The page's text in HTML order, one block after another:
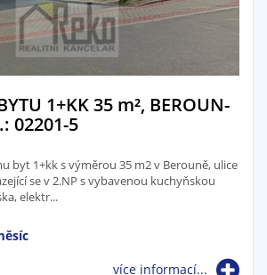
1+KK 35 m², BEROUN-
02201-5
byt 1+kk s výměrou 35 m2 v Berouně, ulice
se v 2.NP s vybavenou kuchyňskou
elektr...
více informací...